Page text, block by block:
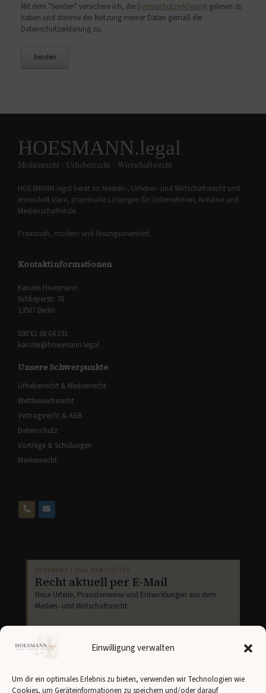
Einwilligung verwalten
Um dir ein optimales Erlebnis zu bieten, verwenden wir Technologien wie
Cookies, um Geräteinformationen zu speichern und/oder darauf
Mit dem "Senden" versichere ich, die Datenschutzerklärung gelesen zu
haben und stimme der Nutzung meiner Daten gemäß der
Datenschutzerklärung zu.
HOESMANN.legal
Medienrecht · Urheberrecht · Wirtschaftsrecht
HOESMANN.legal berät im Medien-, Urheber- und Wirtschaftsrecht und
entwickelt klare, praxisnahe Lösungen für Unternehmen, Kreative und
Medienschaffende.
Praxisnah, modern und lösungsorientiert.
Kontaktinformationen
Kanzlei Hoesmann
Schlieperstr. 70
13507 Berlin
030 61 08 04 191
kanzlei@hoesmann.legal
Unsere Schwerpunkte
Urheberrecht & Medienrecht
Wettbewerbsrecht
Vertragsrecht & AGB
Datenschutz
Vorträge & Schulungen
Markenrecht
HOESMANN.LEGAL NEWSLETTER
Recht aktuell per E-Mail
Neue Urteile, Praxishinweise und Entwicklungen aus dem
Medien- und Wirtschaftsrecht.